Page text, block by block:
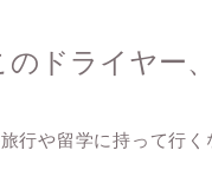
のドライヤー
行や留学に持って行く